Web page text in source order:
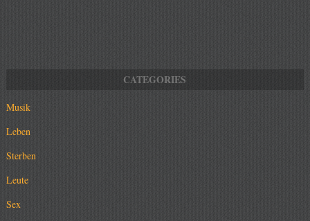
Musik
Leben
Sterben
Leute
Sex